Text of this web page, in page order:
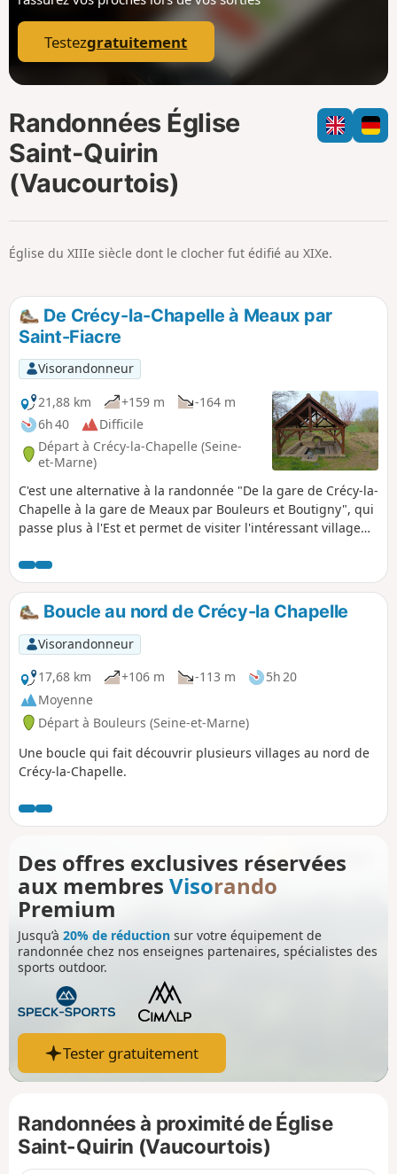
p
Testezgratuitement
Randonnées Église
Saint-Quirin
(Vaucourtois)
Église du XIIIe siècle dont le clocher fut édifié au XIXe.
De Crécy-la-Chapelle à Meaux par
Saint-Fiacre
Visorandonneur
21,88 km
+159 m
-164 m
6h 40
Difficile
Départ à Crécy-la-Chapelle (Seine-
et-Marne)
C'est une alternative à la randonnée "De la gare de Crécy-la-
Chapelle à la gare de Meaux par Bouleurs et Boutigny", qui
passe plus à l'Est et permet de visiter l'intéressant village
de traverser plusieurs champs de puits pétroliers voisins.
Le premier tiers traverse surtout des zones cultivées, où les
ondulations du plateau permettent au regard de porter
assez loin. On traverse aussi les villages de Sancy et
Vaucourtois, avec leurs églises et châteaux respectifs. La
seconde partie est beaucoup plus variée, où on parcourt
une section d'Aqueduc de la Dhuys, longe de golf de
Meaux-Boutigny, traverse les forêts aux pieds du Bois le
Comte, longe la Marne avant de terminer par une visite
rapide (ou plus longue suivant l'humeur) du vieux centre de
Meaux.
Boucle au nord de Crécy-la Chapelle
Visorandonneur
17,68 km
+106 m -113 m
5h 20
Moyenne
Départ à Bouleurs (Seine-et-Marne)
Une boucle qui fait découvrir plusieurs villages au nord de
Crécy-la-Chapelle.
Des offres exclusives réservées
aux membres Visorando
Premium
Jusqu’à 20% de réduction sur votre équipement de
randonnée chez nos enseignes partenaires, spécialistes des
sports outdoor.
Tester gratuitement
Randonnées à proximité de Église
Saint-Quirin (Vaucourtois)